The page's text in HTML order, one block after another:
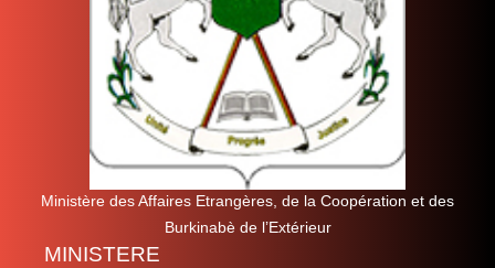
Ministère des Affaires Etrangères, de la Coopération et des
Burkinabè de l’Extérieur
MINISTERE